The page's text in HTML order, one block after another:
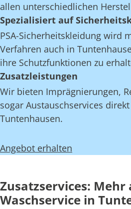
allen unterschiedlichen
Spezialisiert auf
PSA-Sicherheitskleidung wird
Verfahren auch in
ihre Schutzfunktionen zu
Zusatzleistungen
Wir bieten Imprägnierungen,
sogar Austauschservices
Tuntenhausen.
Angebot erhalten
Zusatzservices: Mehr
Waschservice in